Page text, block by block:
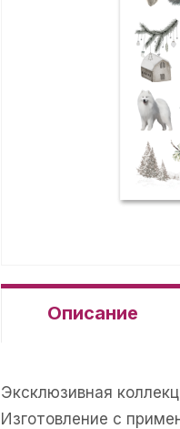
Описание
Эксклюзивная
Изготовление с